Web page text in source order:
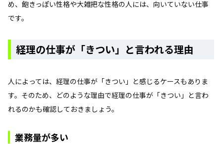
め、飽きっぽい性格や大雑把な性格の人には、向いていない仕事
です。
経理の仕事が「きつい」と言われる理由
人によっては、経理の仕事が「きつい」と感じるケースもありま
す。そのため、どのような理由で経理の仕事が「きつい」と言わ
れるのかも確認しておきましょう。
業務量が多い